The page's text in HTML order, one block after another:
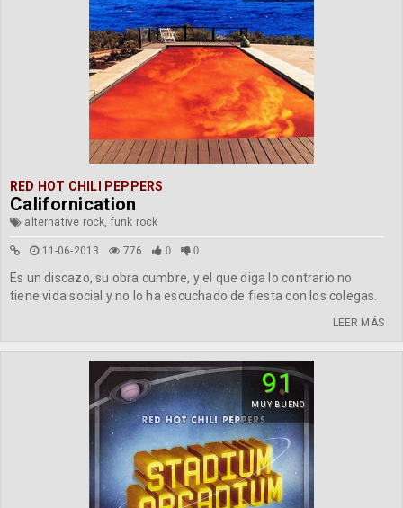
RED HOT CHILI PEPPERS
Californication
alternative rock, funk rock
11-06-2013 776 0 0
Es un discazo, su obra cumbre, y el que diga lo contrario no
tiene vida social y no lo ha escuchado de fiesta con los colegas.
LEER MÁS
91
MUY BUENO